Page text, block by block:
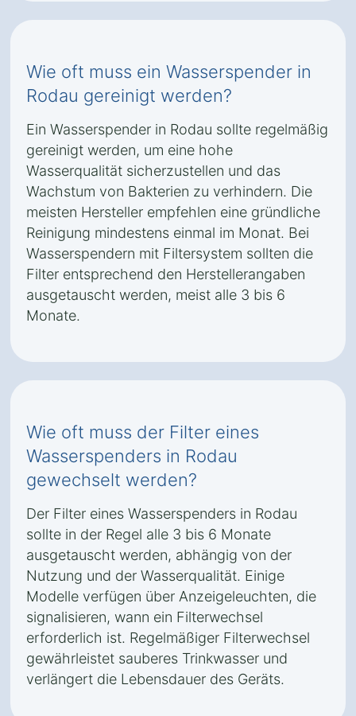
Wie oft muss ein Wasserspender in
Rodau gereinigt werden?
Ein Wasserspender in Rodau sollte regelmäßig
gereinigt werden, um eine hohe
Wasserqualität sicherzustellen und das
Wachstum von Bakterien zu verhindern. Die
meisten Hersteller empfehlen eine gründliche
Reinigung mindestens einmal im Monat. Bei
Wasserspendern mit Filtersystem sollten die
Filter entsprechend den Herstellerangaben
ausgetauscht werden, meist alle 3 bis 6
Monate.
Wie oft muss der Filter eines
Wasserspenders in Rodau
gewechselt werden?
Der Filter eines Wasserspenders in Rodau
sollte in der Regel alle 3 bis 6 Monate
ausgetauscht werden, abhängig von der
Nutzung und der Wasserqualität. Einige
Modelle verfügen über Anzeigeleuchten, die
signalisieren, wann ein Filterwechsel
erforderlich ist. Regelmäßiger Filterwechsel
gewährleistet sauberes Trinkwasser und
verlängert die Lebensdauer des Geräts.